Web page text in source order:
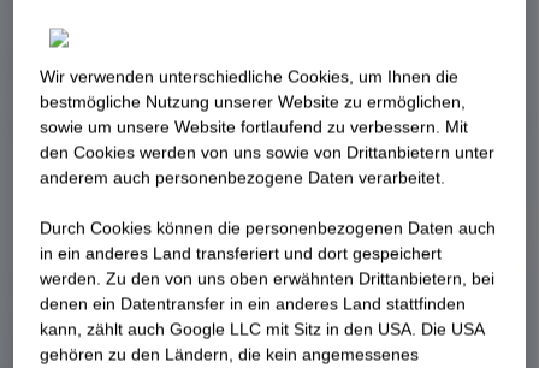
Wir verwenden unterschiedliche Cookies, um Ihnen die
best­mögliche Nutzung unserer Website zu ermöglichen,
sowie um unsere Website fortlaufend zu verbessern. Mit
den Cookies werden von uns sowie von Drittanbietern unter
anderem auch personenbezogene Daten verarbeitet.
Durch Cookies können die personenbezogenen Daten auch
in ein anderes Land transferiert und dort gespeichert
werden. Zu den von uns oben erwähnten Drittanbietern, bei
denen ein Datentransfer in ein anderes Land stattfinden
kann, zählt auch Google LLC mit Sitz in den USA. Die USA
gehören zu den Ländern, die kein angemessenes